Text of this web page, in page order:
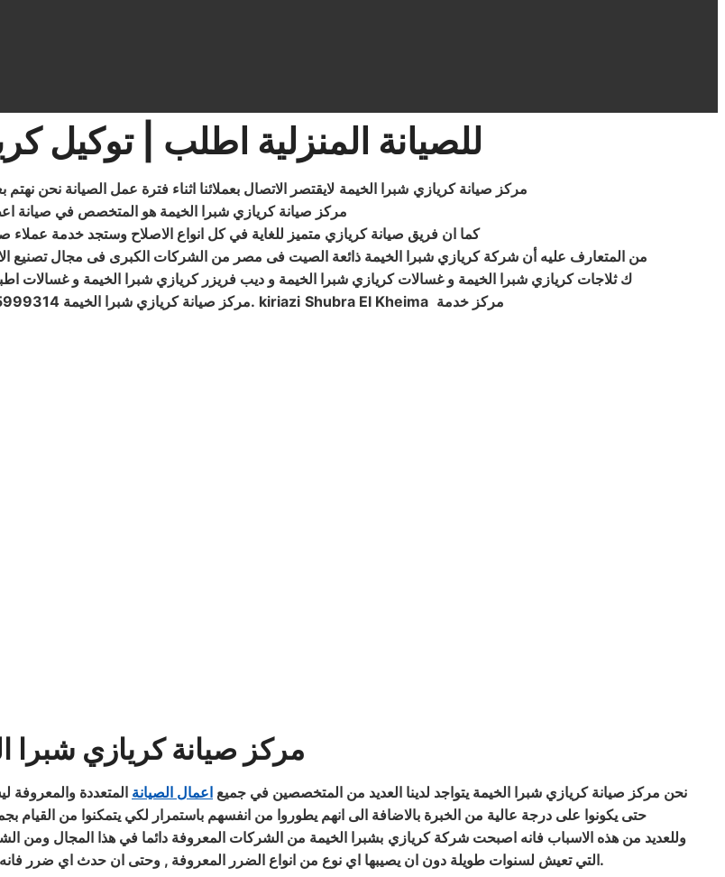
للصيانة المنزلية اطلب | توكيل
مركز صيانة كريازي شبرا الخيمة لايقتصر الاتصال بعملائنا اثناء فترة عمل الصيانة نحن
مركز صيانة كريازي شبرا الخيمة هو المتخصص في صيانة
كما ان فريق صيانة كريازي متميز للغاية في كل انواع الاصلاح وستجد خدمة عملاء
من المتعارف عليه أن شركة كريازي شبرا الخيمة ذائعة الصيت فى مصر من الشركات الكبرى فى مجال تصنيع
ك ثلاجات كريازي شبرا الخيمة و غسالات كريازي شبرا الخيمة و ديب فريزر كريازي شبرا الخيمة و غسالات
مركز صيانة كريازي شبرا الخيمة 01095999314. رقم مركز. kiriazi Shubra El Kheima مركز خدمة
مركز صيانة كريازي شبرا
نحن مركز صيانة كريازي شبرا الخيمة يتواجد لدينا العديد من المتخصصين في جميع اعمال الصيانة المتعددة والمعروفة
حتى يكونوا على درجة عالية من الخبرة بالاضافة الى انهم يطوروا من انفسهم باستمرار لكي يتمكنوا من القيام
وللعديد من هذه الاسباب فانه اصبحت شركة كريازي بشبرا الخيمة من الشركات المعروفة دائما في هذا المجال ومن
التي تعيش لسنوات طويلة دون ان يصيبها اي نوع من انواع الضرر المعروفة , وحتى ان حدث اي ضرر.